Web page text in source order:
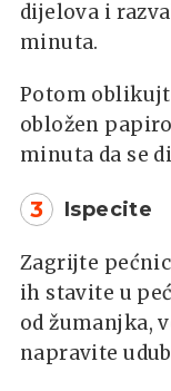
dijelova i
minuta.
Potom
obložen
minuta da se
3 Ispecite
Zagrijte
ih stavite u
od žumanjka,
napravite